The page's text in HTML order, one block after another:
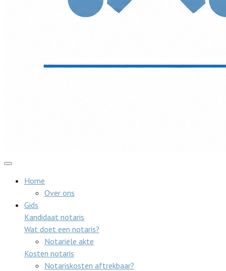
Home
Over ons
Gids
Kandidaat notaris
Wat doet een notaris?
Notariële akte
Kosten notaris
Notariskosten aftrekbaar?